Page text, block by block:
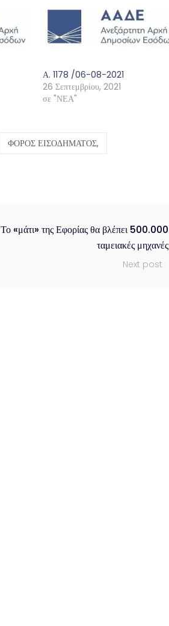
Α. 1178 /06-08-2021
26 Σεπτεμβρίου, 2021
σε "ΝΕΑ"
ΦΟΡΟΣ ΕΙΣΟΔΗΜΑΤΟΣ,
Το «μάτι» της Εφορίας θα βλέπει 500.000
ταμειακές μηχανές
Next post